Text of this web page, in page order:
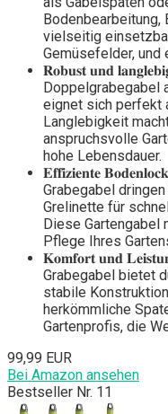
Bodenbearbeitung,
vielseitig
Gemüsefelder, und
𝐑𝐨𝐛𝐮𝐬𝐭 𝐮𝐧𝐝
Doppelgrabegabel
eignet sich perfekt
Langlebigkeit
anspruchsvolle
hohe Lebensdauer.
𝐄𝐟𝐟𝐢𝐳𝐢𝐞𝐧𝐭𝐞
Grabegabel
Grelinette für
Diese
Pflege Ihres
𝐊𝐨𝐦𝐟𝐨𝐫𝐭 𝐮𝐧𝐝
Grabegabel bietet
stabile
herkömmliche
Gartenprofis, die
99,99 EUR
Bei Amazon ansehen
Bestseller Nr. 11